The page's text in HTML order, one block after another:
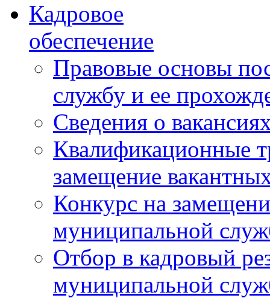
Кадровое
обеспечение
Правовые основы
службу и ее
Сведения о
Квалификационные
замещение
Конкурс на
муниципальной
Отбор в кадровый
муниципальной